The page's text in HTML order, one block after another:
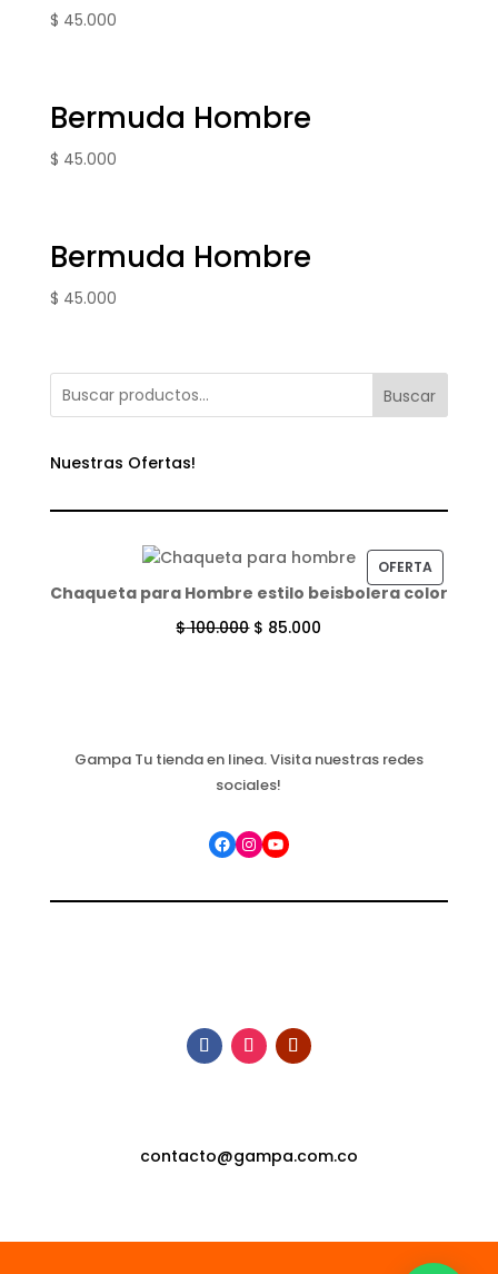
$ 45.000
Bermuda Hombre
$ 45.000
Bermuda Hombre
$ 45.000
Buscar
Nuestras Ofertas!
OFERTA
EN
Chaqueta para Hombre estilo beisbolera color
$100.000 $ 85.000
Gampa Tu tienda en linea. Visita nuestras redes
sociales!
Facebook
Instagram
YouTube
contacto@gampa.com.co